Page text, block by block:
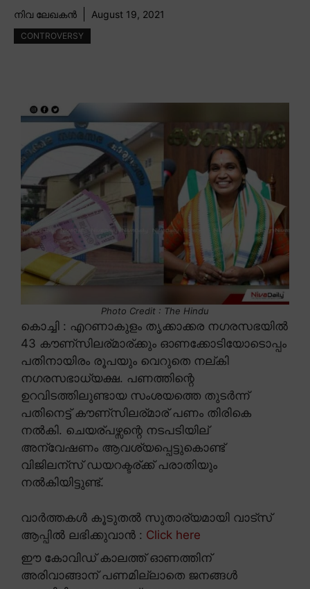
നിവ ലേഖകൻ August 19, 2021
CONTROVERSY
Photo Credit : The Hindu
കൊച്ചി : എറണാകുളം തൃക്കാക്കര നഗരസഭയിൽ
43 കൗണ്സിലര്മാര്ക്കും ഓണക്കോടിയോടൊപ്പം
പതിനായിരം രൂപയും വെറുതെ നല്കി
നഗരസഭാധ്യക്ഷ. പണത്തിന്റെ
ഉറവിടത്തിലുണ്ടായ സംശയത്തെ തുടർന്ന്
പതിനെട്ട് കൗണ്സിലര്മാര് പണം തിരികെ
നൽകി. ചെയര്പഴ്സന്റെ നടപടിയില്
അന്വേഷണം ആവശ്യപ്പെട്ടുകൊണ്ട്
വിജിലന്സ് ഡയറക്ടര്ക്ക് പരാതിയും
നൽകിയിട്ടുണ്ട്.
വാർത്തകൾ കൂടുതൽ സുതാര്യമായി വാട്സ്
ആപ്പിൽ ലഭിക്കുവാൻ : Click here
ഈ കോവിഡ് കാലത്ത് ഓണത്തിന്
അരിവാങ്ങാന് പണമില്ലാതെ ജനങ്ങൾ